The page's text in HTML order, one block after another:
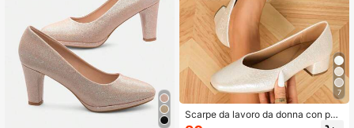
7
Scarpe da lavoro da donna con pun
ta quadrata, tacco comodo e spess